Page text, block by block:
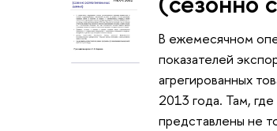
В ежемесячном
показателей
агрегированных
2013 года. Там,
представлены не